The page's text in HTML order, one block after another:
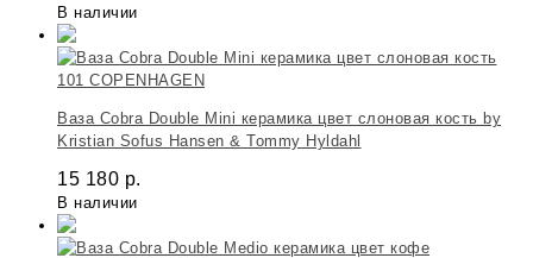
В наличии
101 COPENHAGEN
Ваза Cobra Double Mini керамика цвет слоновая кость by
Kristian Sofus Hansen & Tommy Hyldahl
15 180 р.
В наличии